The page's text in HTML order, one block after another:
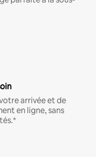
arrivée et de
en ligne, sans